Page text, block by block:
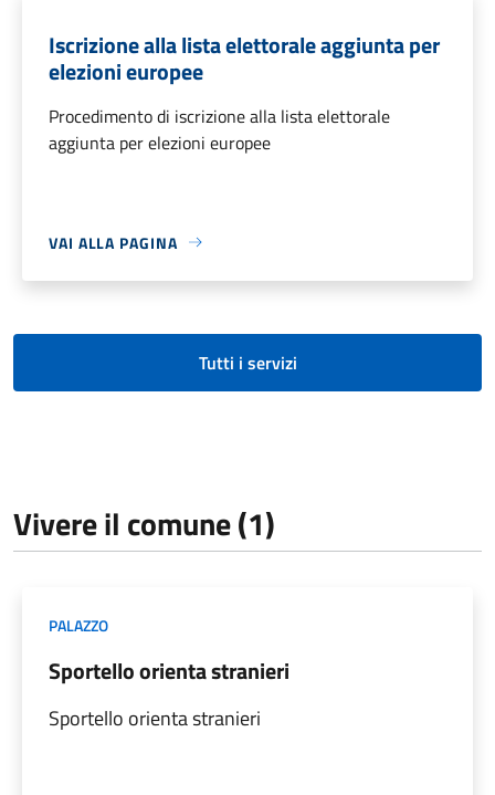
Iscrizione alla lista elettorale aggiunta per
elezioni europee
Procedimento di iscrizione alla lista elettorale
aggiunta per elezioni europee
VAI ALLA PAGINA
Tutti i servizi
Vivere il comune (1)
PALAZZO
Sportello orienta stranieri
Sportello orienta stranieri